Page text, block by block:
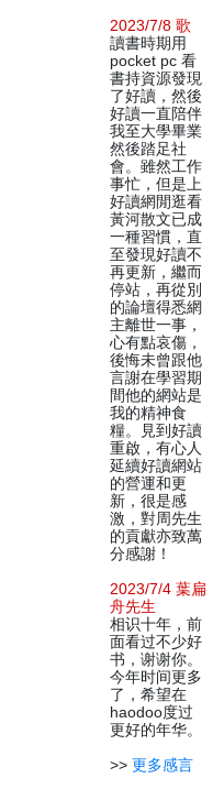
2023/7/8 歌
讀書時期用
pocket pc 看
書持資源發現
了好讀，然後
好讀一直陪伴
我至大學畢業
然後踏足社
會。雖然工作
事忙，但是上
好讀網閒逛看
黃河散文已成
一種習慣，直
至發現好讀不
再更新，繼而
停站，再從別
的論壇得悉網
主離世一事，
心有點哀傷，
後悔未曾跟他
言謝在學習期
間他的網站是
我的精神食
糧。見到好讀
重啟，有心人
延續好讀網站
的營運和更
新，很是感
激，對周先生
的貢獻亦致萬
分感謝！
2023/7/4 葉扁
舟先生
相识十年，前
面看过不少好
书，谢谢你。
今年时间更多
了，希望在
haodoo度过
更好的年华。
>> 更多感言